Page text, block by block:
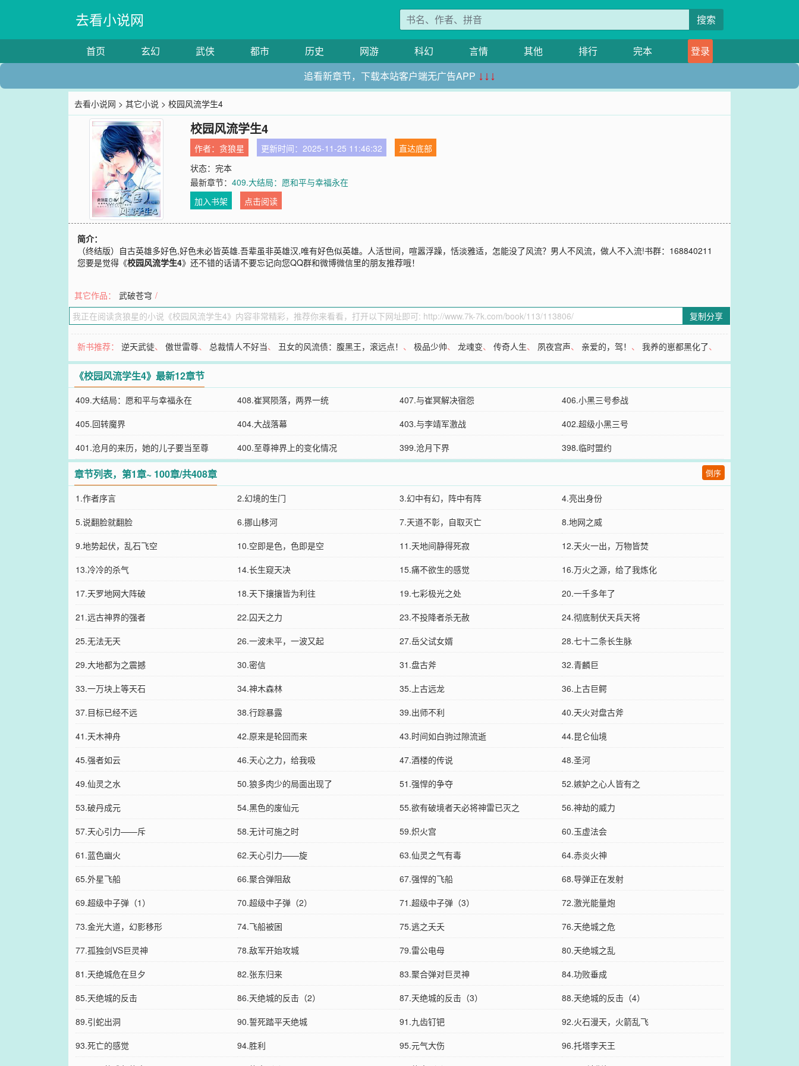
去看小说网 搜索
首页 玄幻 武侠 都市 历史 网游 科幻 言情 其他 排行 完本
登录
追看新章节，下载本站客户端无广告APP ↓↓↓
去看小说网 >其它小说 > 校园风流学生4
校园风流学生4
作者：贪狼星 更新时间：2025-11-25 11:46:32
直达底部
状态：完本
最新章节：409.大结局：愿和平与幸福永在
加入书架
点击阅读
简介：
（终结版）自古英雄多好色,好色未必皆英雄.吾辈虽非英雄汉,唯有好色似英雄。人活世间，喧嚣浮躁，恬淡雅适，怎能没了风流？男人不风流，做人不入流!书群：168840211
您要是觉得《校园风流学生4》还不错的话请不要忘记向您QQ群和微博微信里的朋友推荐哦！
其它作品： 武破苍穹 /
复制分享
新书推荐：逆天武徒、傲世雷尊、 总裁情人不好当、 丑女的风流债：腹黑王，滚远点！ 、极品少帅、龙魂变、传奇人生、 夙夜宫声、 亲爱的，驾！ 、我养的崽都黑化了、
《校园风流学生4》最新12章节
409.大结局：愿和平与幸福永在 408.崔冥陨落，两界一统 407.与崔冥解决宿怨
406.小黑三号参战
405.回转魔界
404.大战落幕 403.与李靖军激战
402.超级小黑三号
401.沧月的来历，她的儿子要当至尊
400.至尊神界上的变化情况 399.沧月下界 398.临时盟约
章节列表，第1章~ 100章/共408章 倒序
1.作者序言 2.幻境的生门 3.幻中有幻，阵中有阵
4.亮出身份
5.说翻脸就翻脸
6.挪山移河 7.天道不彰，自取灭亡
8.地网之威
9.地势起伏，乱石飞空
10.空即是色，色即是空 11.天地间静得死寂
12.天火一出，万物皆焚
13.冷冷的杀气
14.长生窥天决 15.痛不欲生的感觉
16.万火之源，给了我炼化
17.天罗地网大阵破
18.天下攘攘皆为利往 19.七彩极光之处
20.一千多年了
21.远古神界的强者
22.囚天之力 23.不投降者杀无赦
24.彻底制伏天兵天将
25.无法无天
26.一波未平，一波又起 27.岳父试女婿
28.七十二条长生脉
29.大地都为之震撼
30.密信 31.盘古斧
32.青麟巨
33.一万块上等天石
34.神木森林 35.上古远龙
36.上古巨鳄
37.目标已经不远
38.行踪暴露 39.出师不利
40.天火对盘古斧
41.天木神舟
42.原来是轮回而来 43.时间如白驹过隙流逝
44.昆仑仙境
45.强者如云
46.天心之力，给我吸 47.酒楼的传说
48.圣河
49.仙灵之水
50.狼多肉少的局面出现了 51.强悍的争夺
52.嫉妒之心人皆有之
53.破丹成元
54.黑色的废仙元 55.欲有破境者天必将神雷已灭之
56.神劫的威力
57.天心引力——斥
58.无计可施之时 59.炽火宫
60.玉虚法会
61.蓝色幽火
62.天心引力——旋 63.仙灵之气有毒
64.赤炎火神
65.外星飞船
66.聚合弹阻敌 67.强悍的飞船
68.导弹正在发射
69.超级中子弹（1）
70.超级中子弹（2） 71.超级中子弹（3）
72.激光能量炮
73.金光大道，幻影移形
74.飞船被困 75.逃之夭夭
76.天绝城之危
77.孤独剑VS巨灵神
78.敌军开始攻城 79.雷公电母
80.天绝城之乱
81.天绝城危在旦夕
82.张东归来 83.聚合弹对巨灵神
84.功败垂成
85.天绝城的反击
86.天绝城的反击（2） 87.天绝城的反击（3）
88.天绝城的反击（4）
89.引蛇出洞
90.誓死踏平天绝城 91.九齿钉钯
92.火石漫天，火箭乱飞
93.死亡的感觉
94.胜利 95.元气大伤
96.托塔李天王